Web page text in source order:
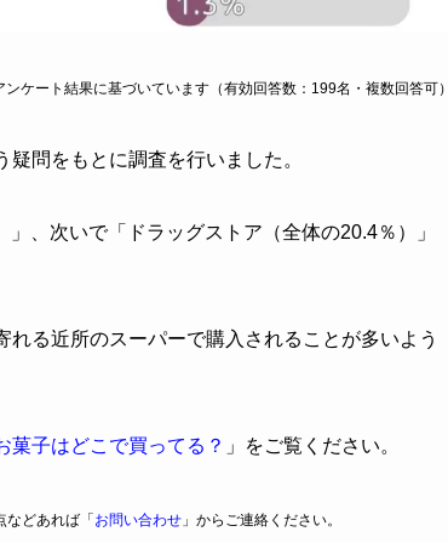
ンケート結果に基づいています（有効回答数：199名・複数回答可
問をもとに調査を行いました。
、次いで「ドラッグストア（全体の20.4％）」
る近所のスーパーで購入されることが多いよう
菓子はどこで買ってる？ 」をご覧ください。
などあれば「 お問い合わせ 」からご連絡ください。